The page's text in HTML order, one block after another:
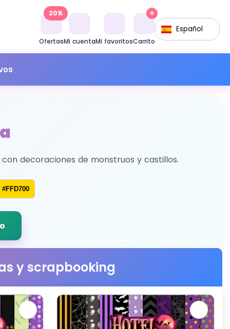
Ofertas
20%
Mi cuentaMi favoritosCarrito
0
Español
decoraciones de monstruos y castillos.
#FFD700
y scrapbooking